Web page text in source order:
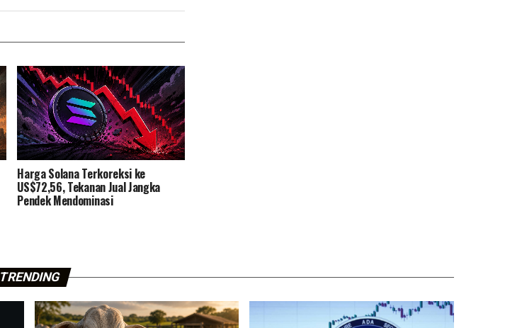
Harga Solana Terkoreksi ke
US$72,56, Tekanan Jual Jangka
Pendek Mendominasi
TRENDING